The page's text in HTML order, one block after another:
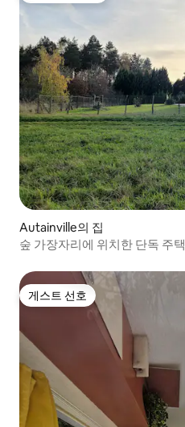
Autainville의 집
숲 가장자리에 위치한 단독 주택
게스트 선호
게스트 선호